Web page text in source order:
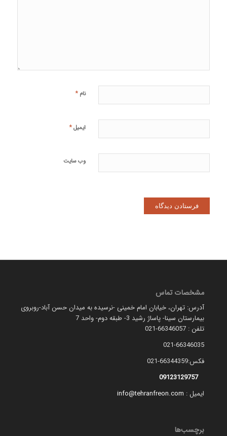
نام *
ایمیل*
وب‌ سایت
مشخصات تماس
آدرس: تهران، خیابان امام خمینی -نرسیده به میدان حسن آباد-روبروی
بیمارستان سینا- پاساژ رشید 3- طبقه دوم- واحد 7
تلفن : 66346057-021
021-66346035
فکس:66344359-021
09123129757
ایمیل : info@tehranfreon.com
برچسب‌ها